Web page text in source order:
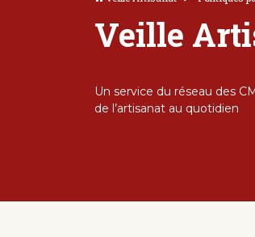
Veille
Un service du réseau des
de l’artisanat au quotidien